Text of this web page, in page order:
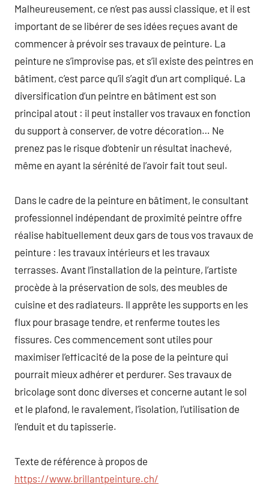
Malheureusement, ce n’est pas aussi classique, et il est
important de se libérer de ses idées reçues avant de
commencer à prévoir ses travaux de peinture. La
peinture ne s’improvise pas, et s’il existe des peintres en
bâtiment, c’est parce qu’il s’agit d’un art compliqué. La
diversification d’un peintre en bâtiment est son
principal atout : il peut installer vos travaux en fonction
du support à conserver, de votre décoration… Ne
prenez pas le risque d’obtenir un résultat inachevé,
même en ayant la sérénité de l’avoir fait tout seul.
Dans le cadre de la peinture en bâtiment, le consultant
professionnel indépendant de proximité peintre offre
réalise habituellement deux gars de tous vos travaux de
peinture : les travaux intérieurs et les travaux
terrasses. Avant l’installation de la peinture, l’artiste
procède à la préservation de sols, des meubles de
cuisine et des radiateurs. Il apprête les supports en les
flux pour brasage tendre, et renferme toutes les
fissures. Ces commencement sont utiles pour
maximiser l’efficacité de la pose de la peinture qui
pourrait mieux adhérer et perdurer. Ses travaux de
bricolage sont donc diverses et concerne autant le sol
et le plafond, le ravalement, l’isolation, l’utilisation de
l’enduit et du tapisserie.
Texte de référence à propos de
https://www.brillantpeinture.ch/